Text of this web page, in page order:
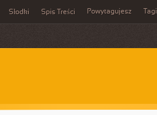
Słodki Spis Treści Powytagujesz Tagi